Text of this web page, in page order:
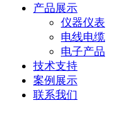
产品展示
仪器仪表
电线电缆
电子产品
技术支持
案例展示
联系我们